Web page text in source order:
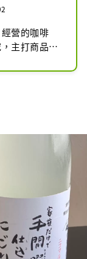
營的咖啡
主打商品為
～
葵咖啡精緻
古色古香老
吸大洲的靜
用餐選擇更加